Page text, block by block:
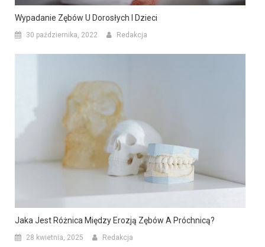
Wypadanie Zębów U Dorosłych I Dzieci
30 października, 2022 Redakcja
Jaka Jest Różnica Między Erozją Zębów A Próchnicą?
28 kwietnia, 2025 Redakcja